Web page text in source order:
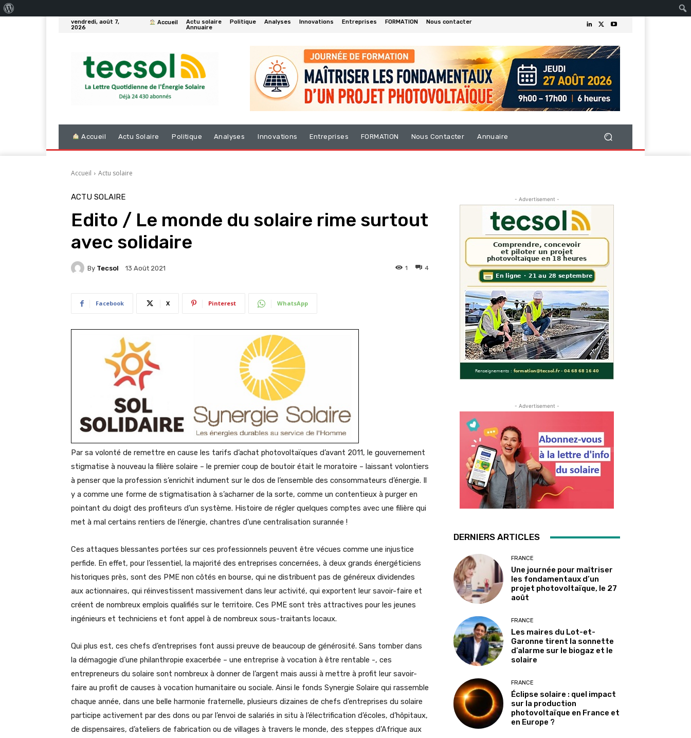
vendredi, août 7,
2026
Accueil Actu solaire Politique Analyses Innovations Entreprises FORMATION
Nous contacter
Annuaire
Accueil Actu Solaire Politique Analyses Innovations Entreprises FORMATION Nous Contacter Annuaire
Accueil Actu solaire
ACTU SOLAIRE
Edito / Le monde du solaire rime surtout
avec solidaire
By Tecsol 13 Août 2021 4
1
Facebook X Pinterest WhatsApp
Par sa volonté de remettre en cause les tarifs d’achat photovoltaïques d’avant 2011, le gouvernement
stigmatise à nouveau la filière solaire – le premier coup de boutoir était le moratoire – laissant volontiers
à penser que la profession s’enrichit indument sur le dos de l’ensemble des consommateurs d’énergie. Il
y a comme une forme de stigmatisation à s’acharner de la sorte, comme un contentieux à purger en
pointant du doigt des profiteurs d’un système. Histoire de régler quelques comptes avec une filière qui
met à mal certains rentiers de l’énergie, chantres d’une centralisation surannée !
Ces attaques blessantes portées sur ces professionnels peuvent être vécues comme une injustice
perfide. En effet, pour l’essentiel, la majorité des entreprises concernées, à deux grands énergéticiens
historiques près, sont des PME non côtés en bourse, qui ne distribuent pas de généreux dividendes
aux actionnaires, qui réinvestissent massivement dans leur activité, qui exportent leur savoir-faire et
créent de nombreux emplois qualifiés sur le territoire. Ces PME sont très attractives pour les jeunes
ingénieurs et techniciens et font appel à de nombreux sous-traitants locaux.
Qui plus est, ces chefs d’entreprises font aussi preuve de beaucoup de générosité. Sans tomber dans
la démagogie d’une philanthropie exacerbée – une entreprise à vocation à être rentable -, ces
entrepreneurs du solaire sont nombreux à donner de l’argent mais aussi à mettre à profit leur savoir-
faire au profit de causes à vocation humanitaire ou sociale. Ainsi le fonds Synergie Solaire qui rassemble
chaque année, dans une belle harmonie fraternelle, plusieurs dizaines de chefs d’entreprises du solaire
participe activement par des dons ou par l’envoi de salariés in situ à l’électrification d’écoles, d’hôpitaux,
de dispensaires, d’ateliers de fabrication ou de villages à travers le monde, des steppes d’Afrique aux
- Advertisement -
- Advertisement -
DERNIERS ARTICLES
FRANCE
Une journée pour maîtriser
les fondamentaux d’un
projet photovoltaïque, le 27
août
FRANCE
Les maires du Lot-et-
Garonne tirent la sonnette
d’alarme sur le biogaz et le
solaire
FRANCE
Éclipse solaire : quel impact
sur la production
photovoltaïque en France et
en Europe ?